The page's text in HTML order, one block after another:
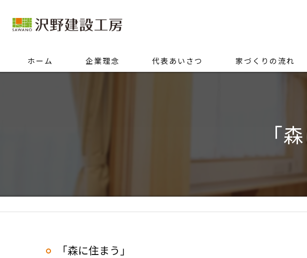
ホーム 企業理念 代表あいさつ 家づくりの流れ
「
「森に住まう」